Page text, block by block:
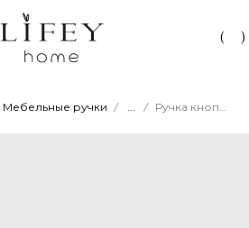
( )
Мебельные ручки ... Ручка кнопка 008